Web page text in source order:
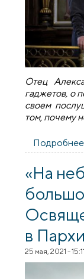
Отец
гаджетов, о
своем
том, почему
Подробнее
«На
в
25 мая, 2021 - 15:11